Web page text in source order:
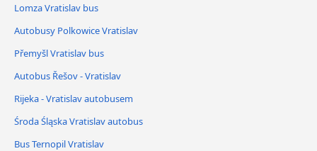
Lomza Vratislav bus
Autobusy Polkowice Vratislav
Přemyšl Vratislav bus
Autobus Řešov - Vratislav
Rijeka - Vratislav autobusem
Środa Śląska Vratislav autobus
Bus Ternopil Vratislav